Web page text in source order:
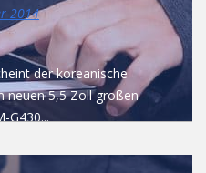
2014
der koreanische
neuen 5,5 Zoll großen
G430...